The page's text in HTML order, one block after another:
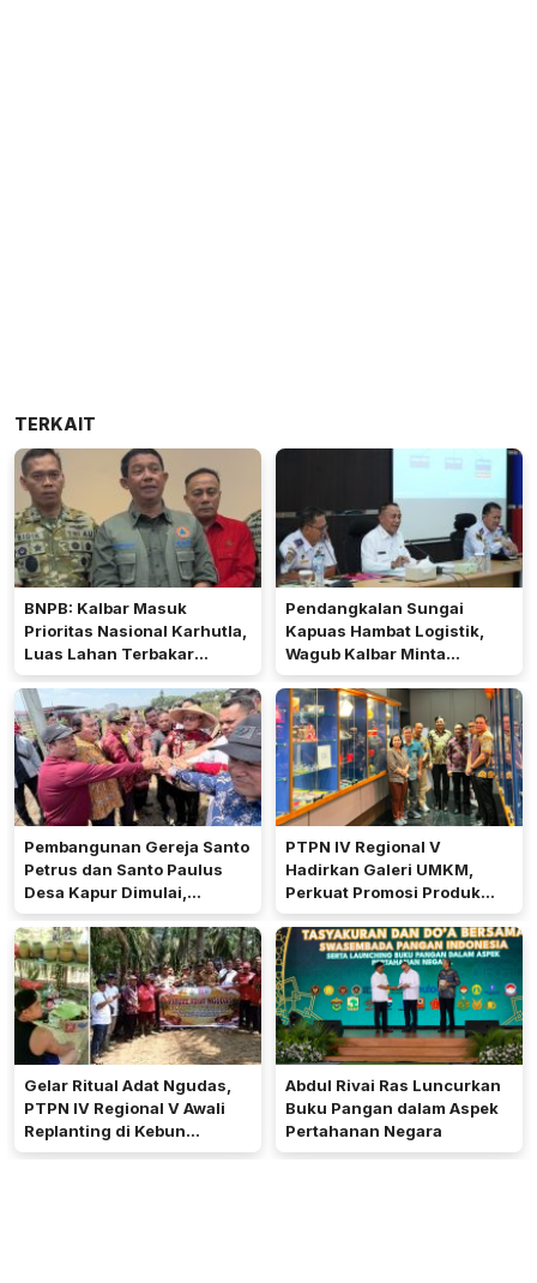
TERKAIT
BNPB: Kalbar Masuk
Prioritas Nasional Karhutla,
Luas Lahan Terbakar
Peringkat Keempat
Pendangkalan Sungai
Kapuas Hambat Logistik,
Wagub Kalbar Minta
Pengerukan Diprioritaskan
Pembangunan Gereja Santo
Petrus dan Santo Paulus
Desa Kapur Dimulai,
Pemkab Kubu Raya Siapkan
Akses Jalan
PTPN IV Regional V
Hadirkan Galeri UMKM,
Perkuat Promosi Produk
Mitra Binaan Melalui Inovasi
Digital
Gelar Ritual Adat Ngudas,
PTPN IV Regional V Awali
Replanting di Kebun
Kembayan
Abdul Rivai Ras Luncurkan
Buku Pangan dalam Aspek
Pertahanan Negara